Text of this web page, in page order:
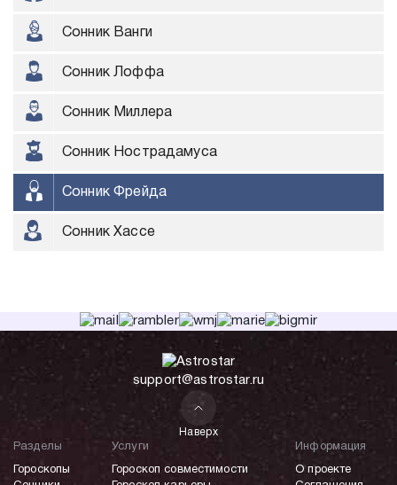
Сонник Ванги
Сонник Лоффа
Сонник Миллера
Сонник Нострадамуса
Сонник Фрейда
Сонник Хассе
support@astrostar.ru
Наверх
Разделы
Гороскопы
Услуги
Гороскоп совместимости
Информация
О проекте